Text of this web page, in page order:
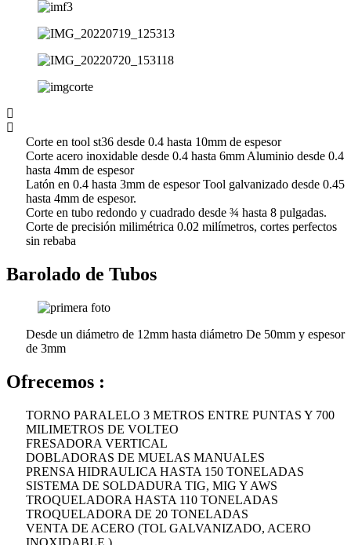
Corte en tool st36 desde 0.4 hasta 10mm de espesor
Corte acero inoxidable desde 0.4 hasta 6mm Aluminio desde 0.4
hasta 4mm de espesor
Latón en 0.4 hasta 3mm de espesor Tool galvanizado desde 0.45
hasta 4mm de espesor.
Corte en tubo redondo y cuadrado desde ¾ hasta 8 pulgadas.
Corte de precisión milimétrica 0.02 milímetros, cortes perfectos
sin rebaba
Barolado de Tubos
Desde un diámetro de 12mm hasta diámetro De 50mm y espesor
de 3mm
Ofrecemos :
TORNO PARALELO 3 METROS ENTRE PUNTAS Y 700
MILIMETROS DE VOLTEO
FRESADORA VERTICAL
DOBLADORAS DE MUELAS MANUALES
PRENSA HIDRAULICA HASTA 150 TONELADAS
SISTEMA DE SOLDADURA TIG, MIG Y AWS
TROQUELADORA HASTA 110 TONELADAS
TROQUELADORA DE 20 TONELADAS
VENTA DE ACERO (TOL GALVANIZADO, ACERO
INOXIDABLE )